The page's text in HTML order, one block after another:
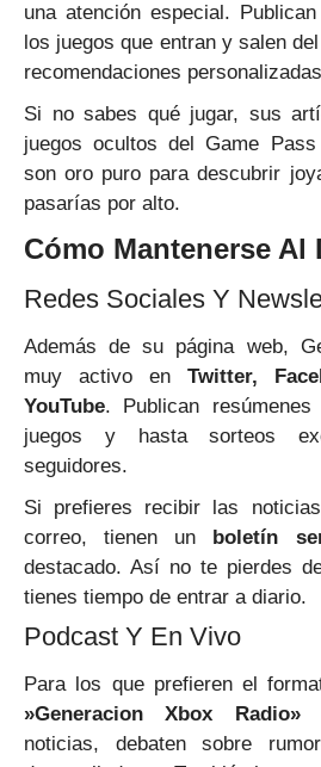
una atención especial.
los juegos que entran y salen
recomendaciones
Si no sabes qué jugar, sus
juegos ocultos del Game
son oro puro para descubrir
pasarías por alto.
Cómo Mantenerse Al
Redes Sociales Y
Además de su página web,
muy activo en Twitter,
YouTube. Publican
juegos y hasta sorteos
seguidores.
Si prefieres recibir las
correo, tienen un
boletín
destacado. Así no te pierdes
tienes tiempo de entrar a diario.
Podcast Y En Vivo
Para los que prefieren el
»Generacion Xbox Radio»
noticias, debaten sobre